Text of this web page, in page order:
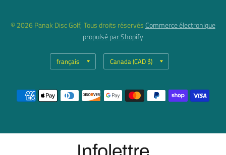
© 2026 Panak Disc Golf, Tous droits réservés Commerce électronique
propulsé par Shopify
Mettre
à
le
Mettre
à
le
pays/la